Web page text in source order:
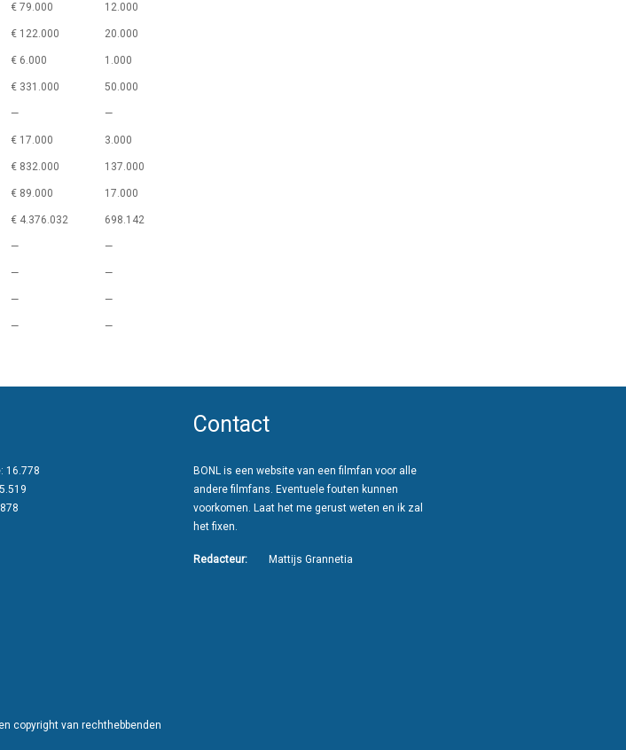
€ 79.000 12.000
€ 122.000 20.000
€ 6.000 1.000
€ 331.000 50.000
— —
€ 17.000 3.000
€ 832.000 137.000
€ 89.000 17.000
€ 4.376.032 698.142
— —
— —
— —
— —
16.778
Contact
BONL is een website van een filmfan voor alle
andere filmfans. Eventuele fouten kunnen
voorkomen. Laat het me gerust weten en ik zal
het fixen.
Redacteur: Mattijs Grannetia
copyright van rechthebbenden